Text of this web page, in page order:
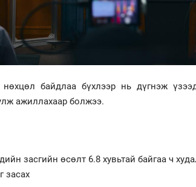
байдлаа бүхлээр нь дүгнэж
ажиллахаар болжээ.
засгийн өсөлт 6.8 хувьтай байгаа ч
засах